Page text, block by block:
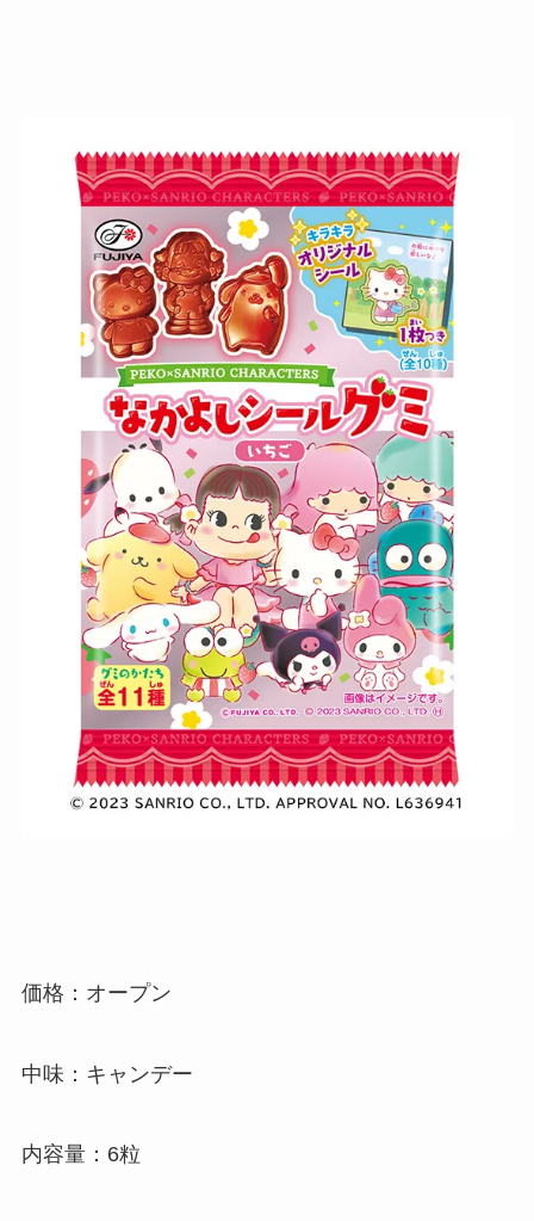
価格：オープン
中味：キャンデー
内容量：6粒